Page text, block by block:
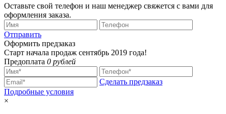
Оставьте свой телефон и наш менеджер свяжется с вами для
оформления заказа.
Отправить
Оформить предзаказ
Старт начала продаж сентябрь 2019 года!
Предоплата 0 рублей
Сделать предзаказ
Подробные условия
×